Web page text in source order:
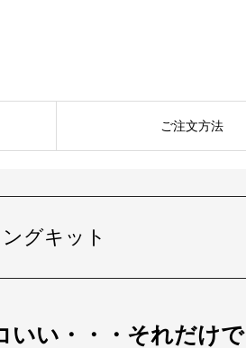
ご注文方法
グキット
いい・・・それだけで